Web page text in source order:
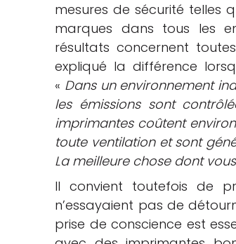
mesures de sécurité telles
marques dans tous les
résultats concernent
expliqué la différence
« Dans un environnement
les émissions sont
imprimantes coûtent
toute ventilation et sont
La meilleure chose dont
Il convient toutefois de
n’essayaient pas de
prise de conscience est